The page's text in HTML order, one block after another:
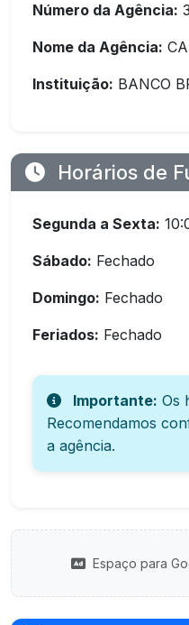
Número da Agência:
Nome da Agência:
Instituição: BANCO
Horários de
Segunda a Sexta:
Sábado: Fechado
Domingo: Fechado
Feriados: Fechado
Importante: Os
Recomendamos
a agência.
Espaço para